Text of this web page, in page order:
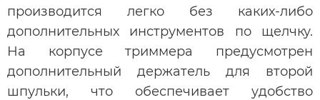
производится легко без каких-либо
дополнительных инструментов по щелчку.
На корпусе триммера предусмотрен
дополнительный держатель для второй
шпульки, что обеспечивает удобство